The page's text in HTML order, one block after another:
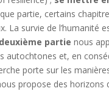
partie, certains
La survie de l’humanité
partie nous
autochtones et, en
porte sur les
propose des horizons